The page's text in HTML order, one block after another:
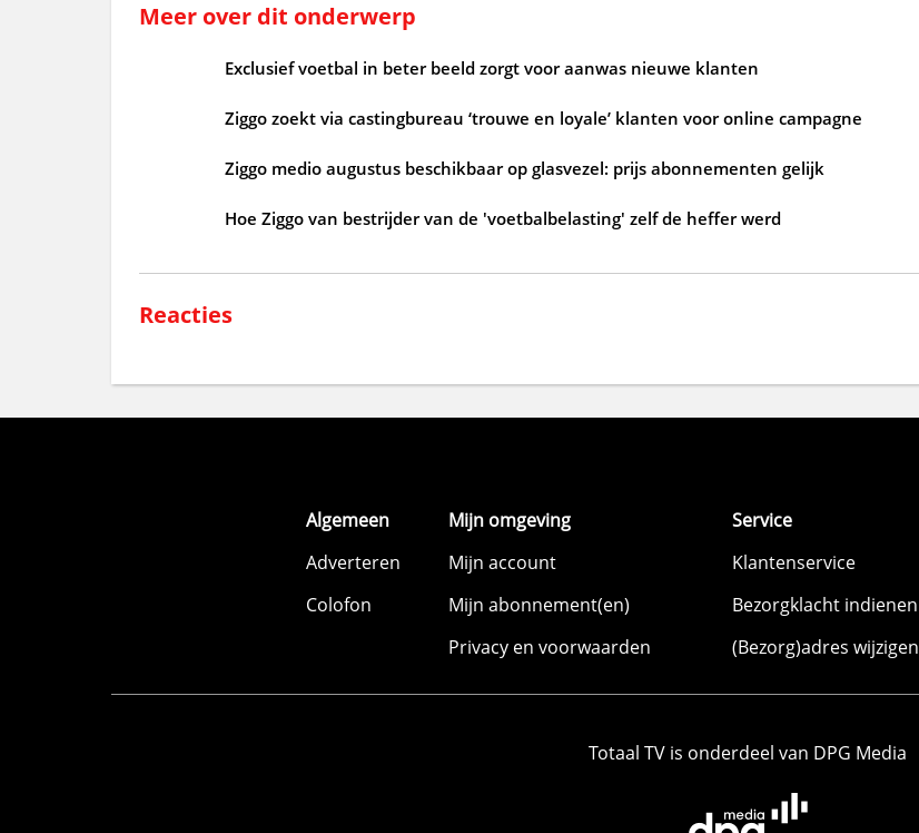
Meer over dit onderwerp
Exclusief voetbal in beter beeld zorgt voor aanwas nieuwe klanten
Ziggo zoekt via castingbureau ‘trouwe en loyale’ klanten voor online campagne
Ziggo medio augustus beschikbaar op glasvezel: prijs abonnementen gelijk
Hoe Ziggo van bestrijder van de 'voetbalbelasting' zelf de heffer werd
Reacties
Algemeen
Adverteren
Colofon
Mijn omgeving
Mijn account
Mijn abonnement(en)
Privacy en voorwaarden
Service
Klantenservice
Bezorgklacht indienen
(Bezorg)adres wijzigen
Totaal TV is onderdeel van DPG Media